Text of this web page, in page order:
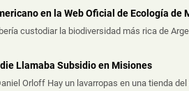
en la Web Oficial de Ecología de
custodiar la biodiversidad más rica de
Llamaba Subsidio en Misiones
Orloff Hay un lavarropas en una tienda